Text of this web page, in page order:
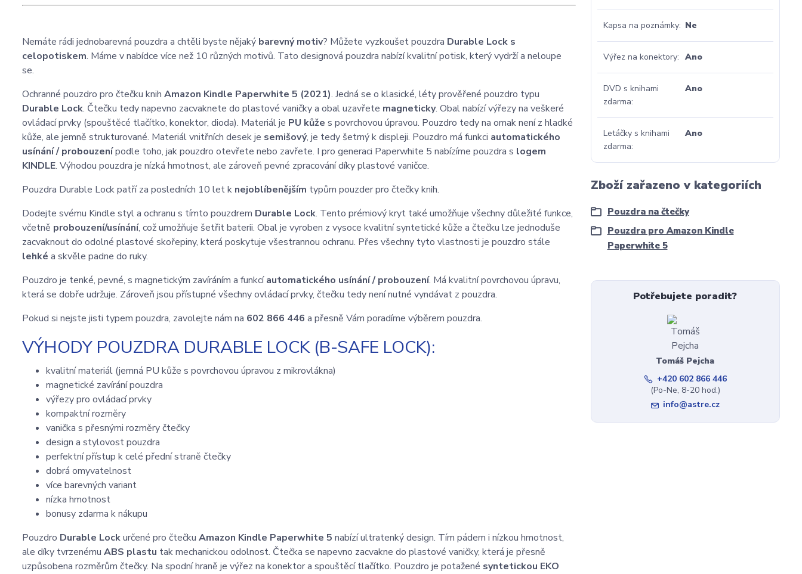
Nemáte rádi jednobarevná pouzdra a chtěli byste nějaký barevný motiv? Můžete vyzkoušet pouzdra Durable Lock s
celopotiskem. Máme v nabídce více než 10 různých motivů. Tato designová pouzdra nabízí kvalitní potisk, který vydrží a neloupe
se.
Ochranné pouzdro pro čtečku knih Amazon Kindle Paperwhite 5 (2021). Jedná se o klasické, léty prověřené pouzdro typu
Durable Lock. Čtečku tedy napevno zacvaknete do plastové vaničky a obal uzavřete magneticky. Obal nabízí výřezy na veškeré
ovládací prvky (spouštěcé tlačítko, konektor, dioda). Materiál je PU kůže s povrchovou úpravou. Pouzdro tedy na omak není z hladké
kůže, ale jemně strukturované. Materiál vnitřních desek je semišový, je tedy šetrný k displeji. Pouzdro má funkci automatického
usínání / probouzenípodle toho, jak pouzdro otevřete nebo zavřete. I pro generaci Paperwhite 5 nabízíme pouzdra s logem
KINDLE. Výhodou pouzdra je nízká hmotnost, ale zároveň pevné zpracování díky plastové vaničce.
Pouzdra Durable Lock patří za posledních 10 let k nejoblíbenějším typům pouzder pro čtečky knih.
Dodejte svému Kindle styl a ochranu s tímto pouzdrem Durable Lock. Tento prémiový kryt také umožňuje všechny důležité funkce,
včetně probouzení/usínání, což umožňuje šetřit baterii. Obal je vyroben z vysoce kvalitní syntetické kůže a čtečku lze jednoduše
zacvaknout do odolné plastové skořepiny, která poskytuje všestrannou ochranu. Přes všechny tyto vlastnosti je pouzdro stále
lehké a skvěle padne do ruky.
Pouzdro je tenké, pevné, s magnetickým zavíráním a funkcíautomatického usínání / probouzení. Má kvalitní povrchovou úpravu,
která se dobře udržuje. Zároveň jsou přístupné všechny ovládací prvky, čtečku tedy není nutné vyndávat z pouzdra.
Pokud si nejste jisti typem pouzdra, zavolejte nám na 602 866 446 a přesně Vám poradíme výběrem pouzdra.
VÝHODY POUZDRA DURABLE LOCK (B-SAFE LOCK):
kvalitní materiál (jemná PU kůže s povrchovou úpravou z mikrovlákna)
magnetické zavírání pouzdra
výřezy pro ovládací prvky
kompaktní rozměry
vanička s přesnými rozměry čtečky
design a stylovost pouzdra
perfektní přístup k celé přední straně čtečky
dobrá omyvatelnost
více barevných variant
nízka hmotnost
bonusy zdarma k nákupu
Pouzdro Durable Lockurčené pro čtečku Amazon Kindle Paperwhite 5 nabízí ultratenký design. Tím pádem i nízkou hmotnost,
ale díky tvrzenému ABS plastu tak mechanickou odolnost. Čtečka se napevno zacvakne do plastové vaničky, která je přesně
uzpůsobena rozměrům čtečky. Na spodní hraně je výřez na konektor a spouštěcí tlačítko. Pouzdro je potažené syntetickou EKO
Kapsa na poznámky Ne
Výřez na konektory Ano
DVD s knihami
zdarma
Ano
Letáčky s knihami
zdarma
Ano
Zboží zařazeno v kategoriích
Pouzdra na čtečky
Pouzdra pro Amazon Kindle
Paperwhite 5
Potřebujete poradit?
Tomáš Pejcha
+420 602 866 446
(Po-Ne, 8-20 hod.)
info@astre.cz